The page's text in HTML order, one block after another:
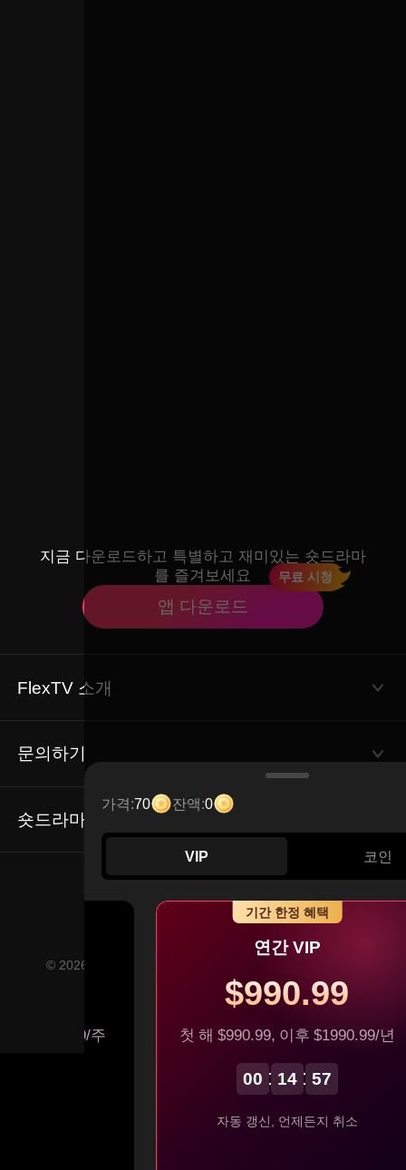
가격:70 잔액:0
VIP 코인
후 $200.99/주
기간 한정 혜택
연간 VIP
$990.99
첫 해 $990.99, 이후 $1990.99/년
00 14 57
자동 갱신, 언제든지 취소
지금 다운로드하고 특별하고 재미있는 숏드라마
를 즐겨보세요
앱 다운로드
무료 시청
FlexTV 소개
이용약관
개인정보 처리방침
회사 소개
문의하기
Email: service@flextv.cc
숏드라마
커뮤니티
© 2026 FlexTV, All Rights Reserved YUDER PTE. LTD.